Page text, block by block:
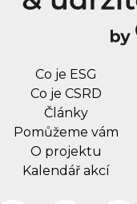
Co je ESG
Co je CSRD
Články
Pomůžeme vám
O projektu
Kalendář akcí